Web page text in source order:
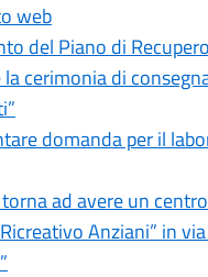
web
del Piano di
cerimonia di
domanda per il
ad avere un
Anziani” in